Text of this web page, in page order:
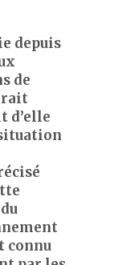
depuis
de
d’elle
connu